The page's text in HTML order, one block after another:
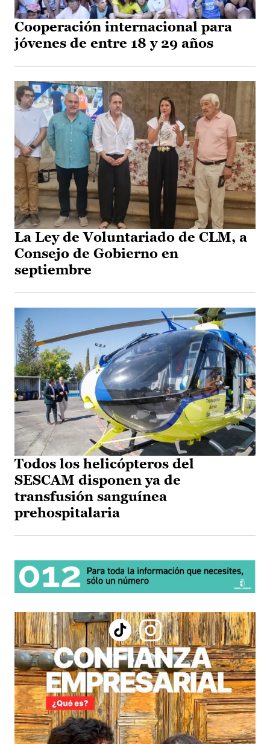
Cooperación internacional para
jóvenes de entre 18 y 29 años
La Ley de Voluntariado de CLM, a
Consejo de Gobierno en
septiembre
Todos los helicópteros del
SESCAM disponen ya de
transfusión sanguínea
prehospitalaria